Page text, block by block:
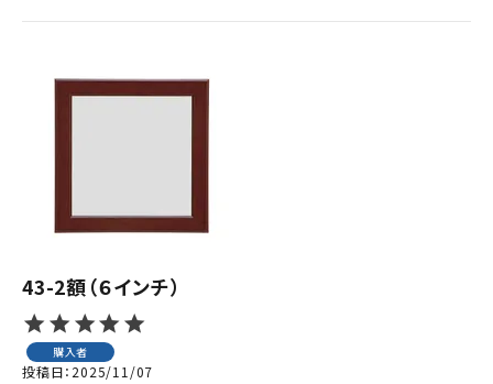
43-2額（６インチ）
購入者
投稿日 2025/11/07